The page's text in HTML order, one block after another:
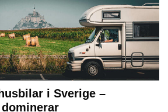
i Sverige –